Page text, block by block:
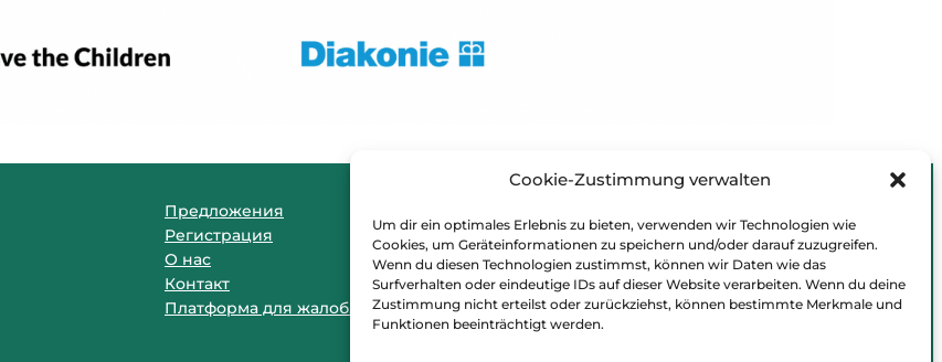
Cookie-Zustimmung verwalten
Um dir ein optimales Erlebnis zu bieten, verwenden wir Technologien wie
Cookies, um Geräteinformationen zu speichern und/oder darauf zuzugreifen.
Wenn du diesen Technologien zustimmst, können wir Daten wie das
Surfverhalten oder eindeutige IDs auf dieser Website verarbeiten. Wenn du deine
Zustimmung nicht erteilst oder zurückziehst, können bestimmte Merkmale und
Funktionen beeinträchtigt werden.
Предложения
Регистрация
О нас
Контакт
Платформа для жалоб…